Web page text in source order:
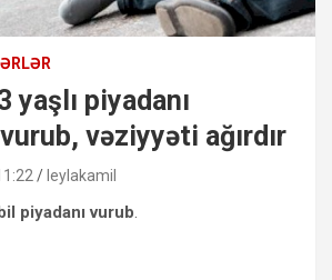
yaşlı piyadanı
vəziyyəti ağırdır
leylakamil
piyadanı vurub.